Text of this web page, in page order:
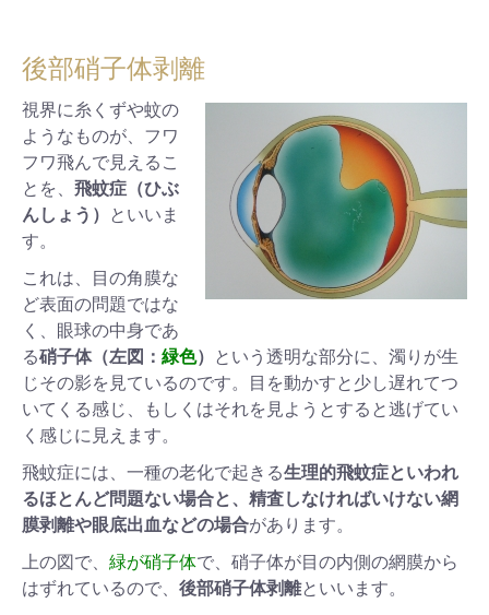
後部硝子体剥離
視界に糸くずや蚊の
ようなものが、フワ
フワ飛んで見えるこ
とを、 飛蚊症（ひぶ
んしょう）
といいま
す。
これは、目の角膜な
ど表面の問題ではな
く、眼球の中身であ
る硝子体（左図： 緑色）
という透明な部分に、濁りが生
じその影を見ているのです。目を動かすと少し遅れてつ
いてくる感じ、もしくはそれを見ようとすると逃げてい
く感じに見えます。
飛蚊症には、一種の老化で起きる生理的飛蚊症といわれ
るほとんど問題ない場合と、精査しなければいけない網
膜剥離や眼底出血などの場合があります。
上の図で、 緑が硝子体で、硝子体が目の内側の網膜から
はずれているので、 後部硝子体剥離といいます。